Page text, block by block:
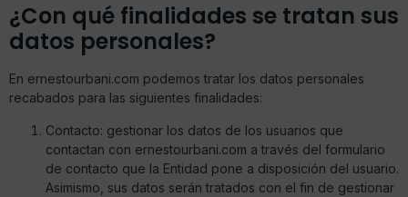
¿Con qué finalidades se tratan sus
datos personales?
En ernestourbani.com podemos tratar los datos personales
recabados para las siguientes finalidades:
Contacto: gestionar los datos de los usuarios que
contactan con ernestourbani.com a través del formulario
de contacto que la Entidad pone a disposición del usuario.
Asimismo, sus datos serán tratados con el fin de gestionar